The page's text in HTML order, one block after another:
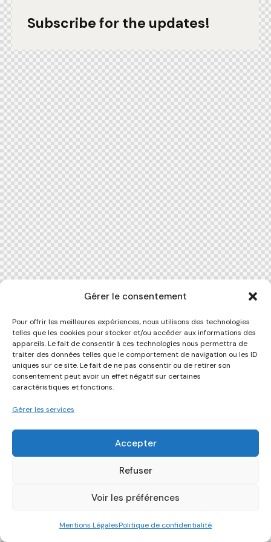
Gérer le consentement
Pour offrir les meilleures expériences, nous utilisons des technologies
telles que les cookies pour stocker et/ou accéder aux informations des
appareils. Le fait de consentir à ces technologies nous permettra de
traiter des données telles que le comportement de navigation ou les ID
uniques sur ce site. Le fait de ne pas consentir ou de retirer son
consentement peut avoir un effet négatif sur certaines
caractéristiques et fonctions.
Gérer les services
Accepter
Refuser
Voir les préférences
Mentions LégalesPolitique de confidentialité
Subscribe for the updates!